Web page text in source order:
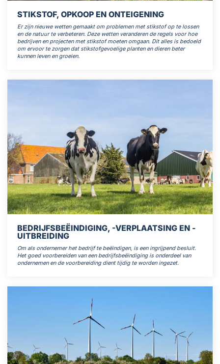
STIKSTOF, OPKOOP EN ONTEIGENING
Er zijn nieuwe wetten gemaakt om problemen met stikstof op te lossen
en de natuur te verbeteren. Deze wetten veranderen de regels voor hoe
bedrijven en projecten met stikstof moeten omgaan. Dit alles is bedoeld
om ervoor te zorgen dat stikstofgevoelige planten en dieren beter
kunnen leven en groeien.
BEDRIJFSBEËINDIGING, -VERPLAATSING EN -
UITBREIDING
Om als ondernemer het bedrijf te beëindigen, is een ingrijpend besluit.
Het goed voorbereiden van een bedrijfsbeëindiging is onderdeel van
ondernemen en de voorbereiding dient tijdig te worden ingezet.